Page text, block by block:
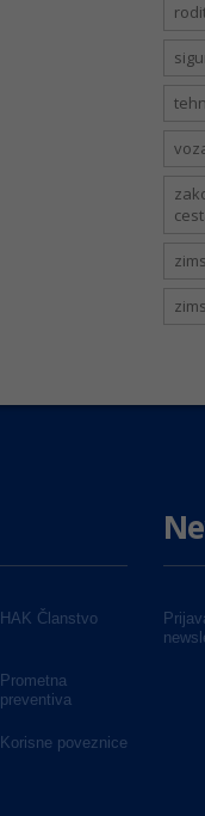
HAK Članstvo
Prometna
preventiva
Korisne poveznice